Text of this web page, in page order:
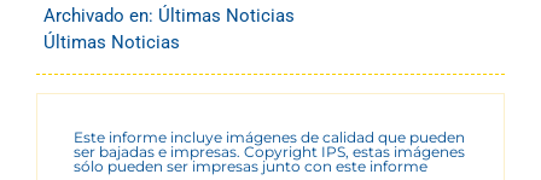
Archivado en: Últimas Noticias
Últimas Noticias
Este informe incluye imágenes de calidad que pueden
ser bajadas e impresas. Copyright IPS, estas imágenes
sólo pueden ser impresas junto con este informe